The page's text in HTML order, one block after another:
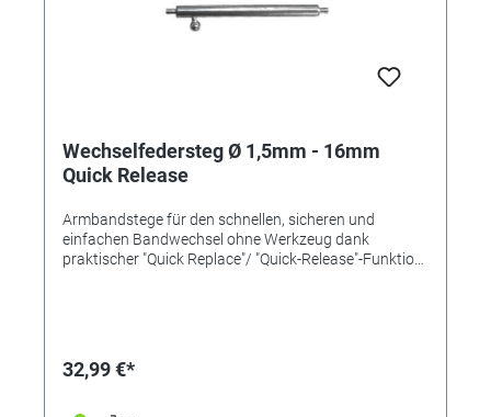
Wechselfedersteg Ø 1,5mm - 16mm
Quick Release
Armbandstege für den schnellen, sicheren und
einfachen Bandwechsel ohne Werkzeug dank
praktischer "Quick Replace"/ "Quick-Release"-Funktion
32,99 €*